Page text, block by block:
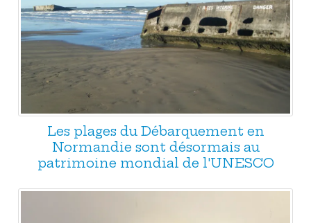
Les plages du Débarquement en
Normandie sont désormais au
patrimoine mondial de l'UNESCO